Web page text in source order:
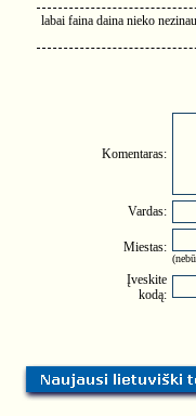
labai faina daina nieko
Komentaras:
Vardas:
Miestas:
Įveskite
kodą: